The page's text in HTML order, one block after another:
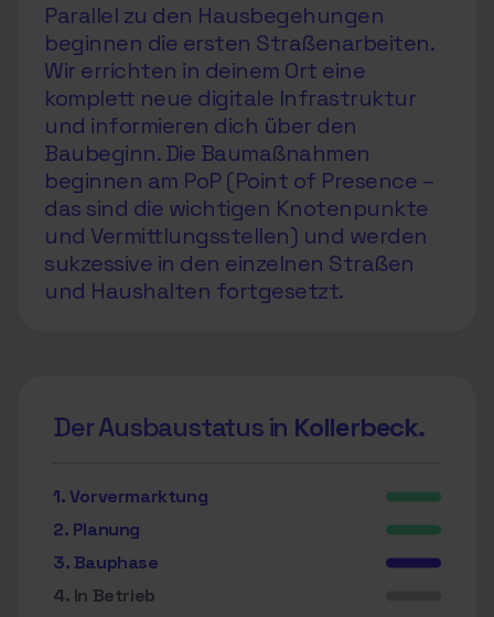
Parallel zu den Hausbegehungen
beginnen die ersten Straßenarbeiten.
Wir errichten in deinem Ort eine
komplett neue digitale Infrastruktur
und informieren dich über den
Baubeginn. Die Baumaßnahmen
beginnen am PoP (Point of Presence –
das sind die wichtigen Knotenpunkte
und Vermittlungsstellen) und werden
sukzessive in den einzelnen Straßen
und Haushalten fortgesetzt.
Der Ausbaustatus in Kollerbeck.
1. Vorvermarktung
2. Planung
3. Bauphase
4. In Betrieb